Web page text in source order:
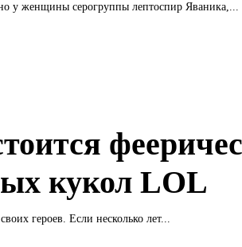
у женщины серогруппы лептоспир Яваника,...
кукол LOL
героев. Если несколько лет...